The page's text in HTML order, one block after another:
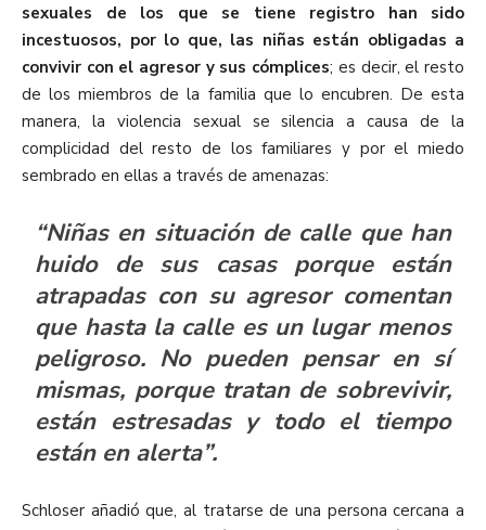
sexuales de los que se tiene registro han sido
incestuosos, por lo que, las niñas están obligadas a
convivir con el agresor y sus cómplices; es decir, el resto
de los miembros de la familia que lo encubren. De esta
manera, la violencia sexual se silencia a causa de la
complicidad del resto de los familiares y por el miedo
sembrado en ellas a través de amenazas:
“Niñas en situación de calle que han
huido de sus casas porque están
atrapadas con su agresor comentan
que hasta la calle es un lugar menos
peligroso. No pueden pensar en sí
mismas, porque tratan de sobrevivir,
están estresadas y todo el tiempo
están en alerta”.
Schloser añadió que, al tratarse de una persona cercana a